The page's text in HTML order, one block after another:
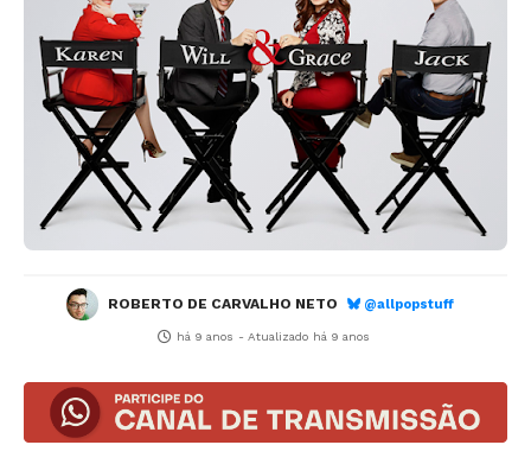
ROBERTO DE CARVALHO NETO @allpopstuff
há 9 anos - Atualizado há 9 anos